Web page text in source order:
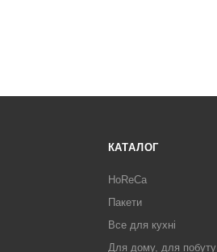
КАТАЛОГ
HoReCa
Пакети
Все для кухні
Для дому, для побуту